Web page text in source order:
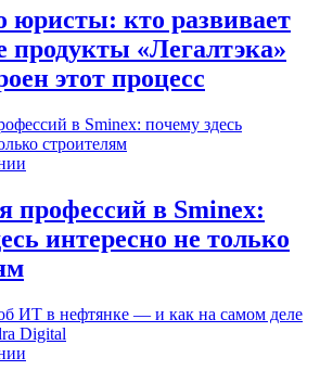
юристы: кто развивает
«Легалтэка»
этот процесс
профессий в Sminex:
интересно не только